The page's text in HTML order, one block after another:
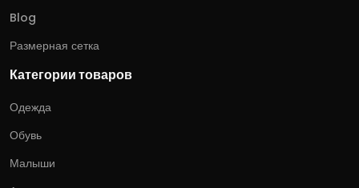
Blog
Размерная сетка
Категории товаров
Одежда
Обувь
Малыши